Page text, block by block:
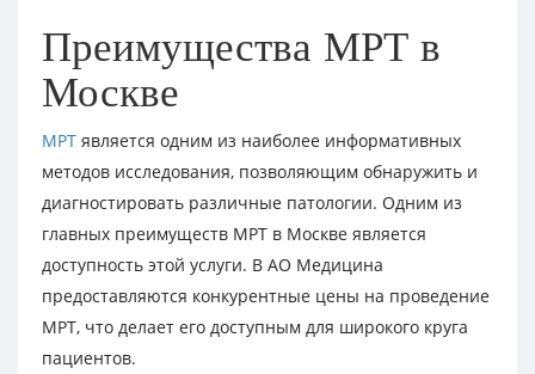
Преимущества МРТ в
Москве
МРТ является одним из наиболее информативных
методов исследования, позволяющим обнаружить и
диагностировать различные патологии. Одним из
главных преимуществ МРТ в Москве является
доступность этой услуги. В АО Медицина
предоставляются конкурентные цены на проведение
МРТ, что делает его доступным для широкого круга
пациентов.